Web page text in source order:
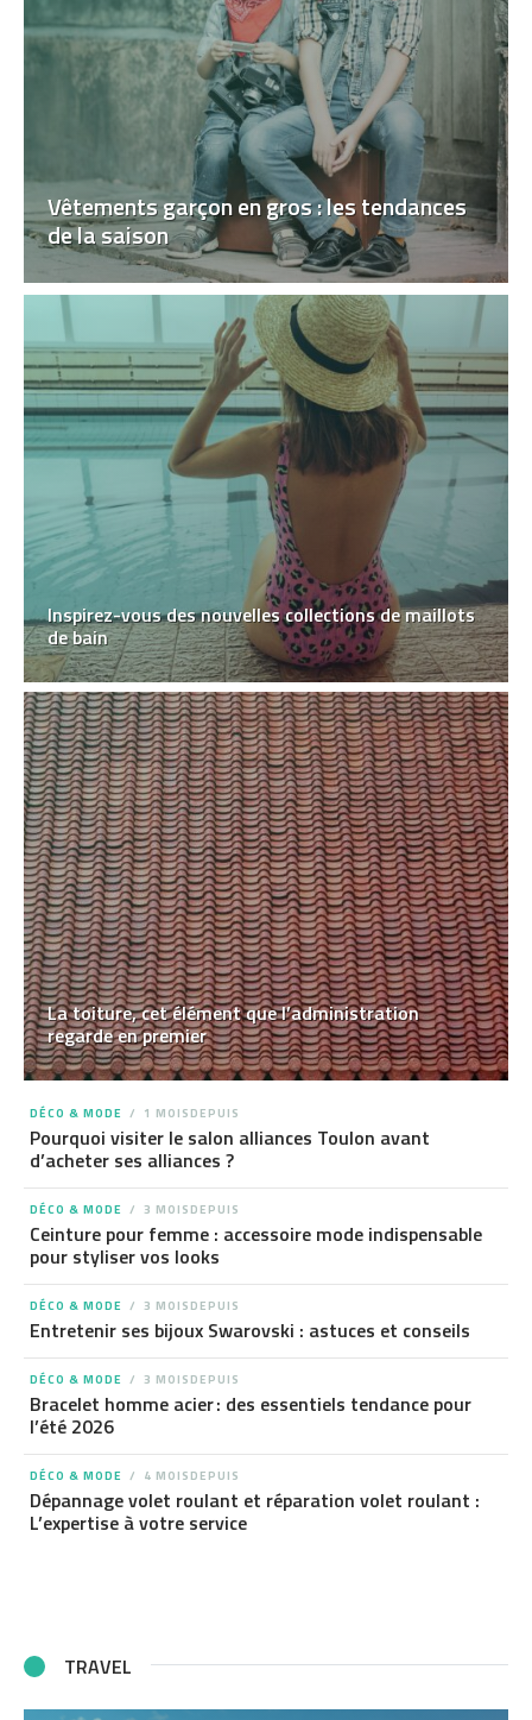
Vêtements garçon en gros : les tendances
de la saison
Inspirez-vous des nouvelles collections de maillots
de bain
La toiture, cet élément que l’administration
regarde en premier
DÉCO & MODE 1 MOISDEPUIS
Pourquoi visiter le salon alliances Toulon avant
d’acheter ses alliances ?
DÉCO & MODE 3 MOISDEPUIS
Ceinture pour femme : accessoire mode indispensable
pour styliser vos looks
DÉCO & MODE 3 MOISDEPUIS
Entretenir ses bijoux Swarovski : astuces et conseils
DÉCO & MODE 3 MOISDEPUIS
Bracelet homme acier : des essentiels tendance pour
l’été 2026
DÉCO & MODE 4 MOISDEPUIS
Dépannage volet roulant et réparation volet roulant :
L’expertise à votre service
TRAVEL